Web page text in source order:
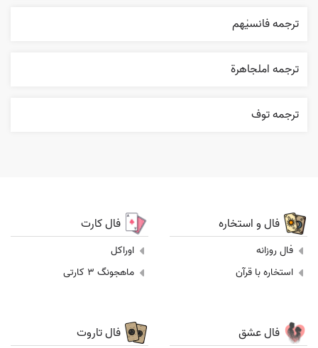
ترجمه فانسیٰهم
ترجمه املجاهرة
ترجمه توف
فال و استخاره
فال روزانه
استخاره با قرآن
فال کارت
اوراکل
ماهجونگ 3 کارتی
فال عشق فال تاروت